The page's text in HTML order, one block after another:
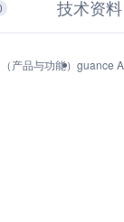
技术资料
产品与功能） guance